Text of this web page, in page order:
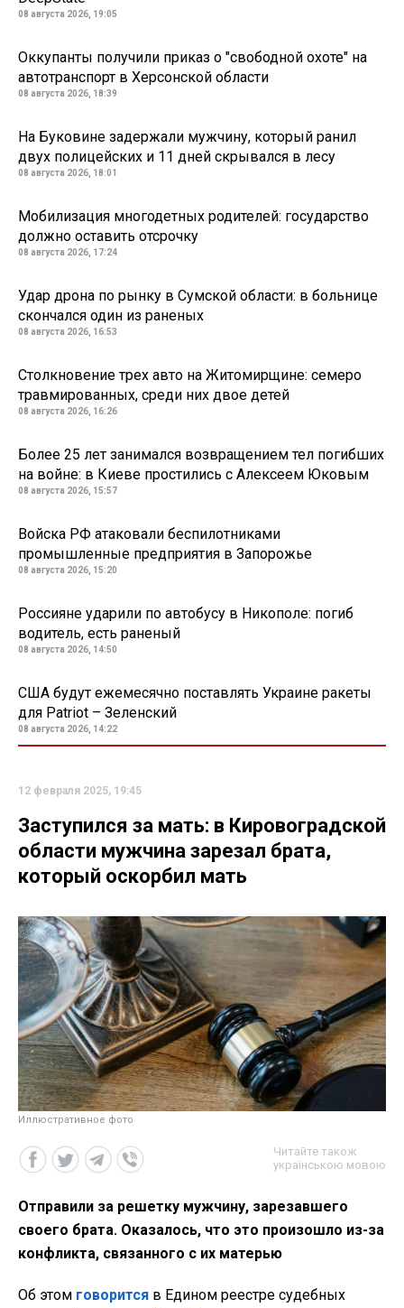
08 августа 2026, 19:05
Оккупанты получили приказ о "свободной охоте" на
автотранспорт в Херсонской области
08 августа 2026, 18:39
На Буковине задержали мужчину, который ранил
двух полицейских и 11 дней скрывался в лесу
08 августа 2026, 18:01
Мобилизация многодетных родителей: государство
должно оставить отсрочку
08 августа 2026, 17:24
Удар дрона по рынку в Сумской области: в больнице
скончался один из раненых
08 августа 2026, 16:53
Столкновение трех авто на Житомирщине: семеро
травмированных, среди них двое детей
08 августа 2026, 16:26
Более 25 лет занимался возвращением тел погибших
на войне: в Киеве простились с Алексеем Юковым
08 августа 2026, 15:57
Войска РФ атаковали беспилотниками
промышленные предприятия в Запорожье
08 августа 2026, 15:20
Россияне ударили по автобусу в Никополе: погиб
водитель, есть раненый
08 августа 2026, 14:50
США будут ежемесячно поставлять Украине ракеты
для Patriot – Зеленский
08 августа 2026, 14:22
12 февраля 2025, 19:45
Заступился за мать: в Кировоградской
области мужчина зарезал брата,
который оскорбил мать
Иллюстративное фото
Читайте також
українською мовою
Отправили за решетку мужчину, зарезавшего
своего брата. Оказалось, что это произошло из-за
конфликта, связанного с их матерью
Об этом говорится в Едином реестре судебных